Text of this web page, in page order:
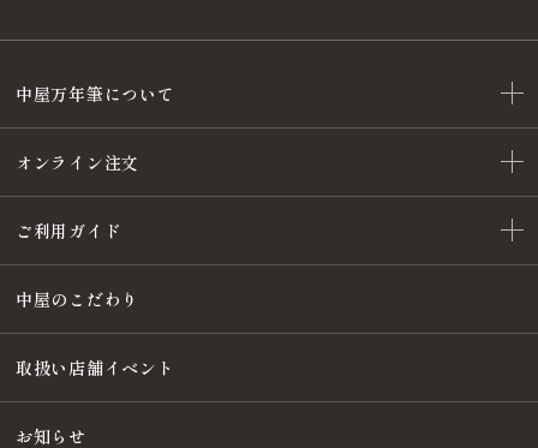
中屋万年筆について
オンライン注文
ご利用ガイド
中屋のこだわり
取扱い店舗イベント
お知らせ